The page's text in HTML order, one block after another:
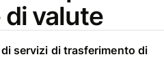
valute
servizi di trasferimento di